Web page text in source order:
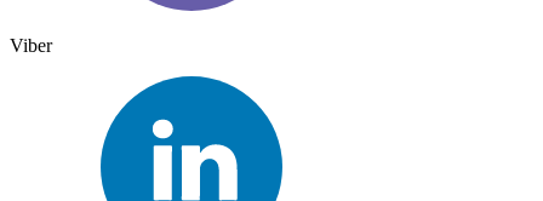
Viber